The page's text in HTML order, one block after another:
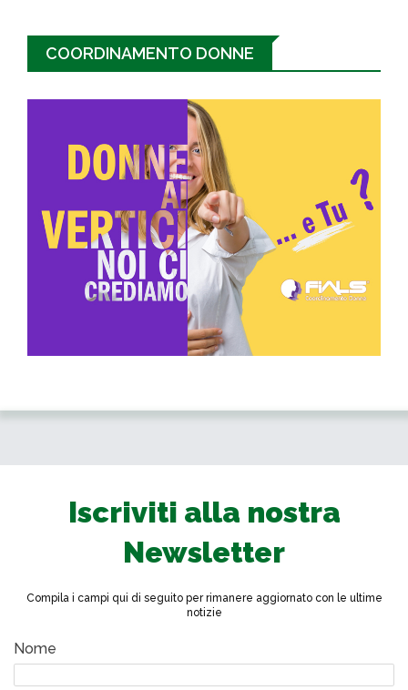
COORDINAMENTO DONNE
Iscriviti alla nostra
Newsletter
Compila i campi qui di seguito per rimanere aggiornato con le ultime
notizie
Nome